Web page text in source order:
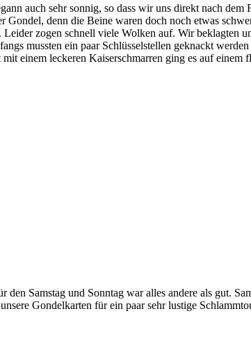
auch sehr sonnig, so dass wir uns direkt nach
Gondel, denn die Beine waren doch noch etwas
Leider zogen schnell viele Wolken auf. Wir beklagten
mussten ein paar Schlüsselstellen geknackt
mit einem leckeren Kaiserschmarren ging es auf
den Samstag und Sonntag war alles andere als gut.
Gondelkarten für ein paar sehr lustige